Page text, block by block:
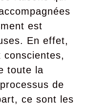
est
En effet,
conscientes,
toute la
de
ce sont les